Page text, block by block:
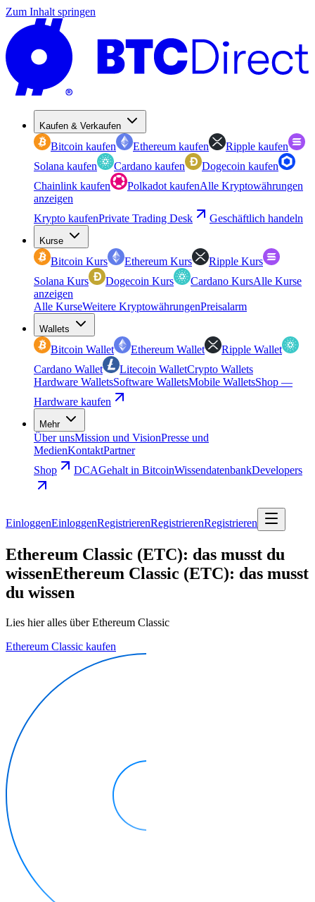
Zum Inhalt springen
Kaufen & Verkaufen
Bitcoin kaufen Ethereum kaufen
Ripple kaufen
Solana kaufen
Cardano kaufen
Dogecoin kaufen
Chainlink kaufen
Polkadot kaufenAlle Kryptowährungen
anzeigen
Krypto kaufenPrivate Trading Desk Geschäftlich handeln
Kurse
Bitcoin Kurs Ethereum Kurs
Ripple Kurs
Solana Kurs
Dogecoin Kurs Cardano KursAlle Kurse
anzeigen
Alle KurseWeitere KryptowährungenPreisalarm
Wallets
Bitcoin Wallet Ethereum Wallet
Ripple Wallet
Cardano Wallet
Litecoin WalletCrypto Wallets
Hardware WalletsSoftware WalletsMobile WalletsShop —
Hardware kaufen
Mehr
Über unsMission und VisionPresse und
MedienKontaktPartner
Shop
DCAGehalt in BitcoinWissendatenbankDevelopers
EinloggenEinloggenRegistrierenRegistrierenRegistrieren
Ethereum Classic (ETC): das musst du
wissenEthereum Classic (ETC): das musst
du wissen
Lies hier alles über Ethereum Classic
Ethereum Classic kaufen